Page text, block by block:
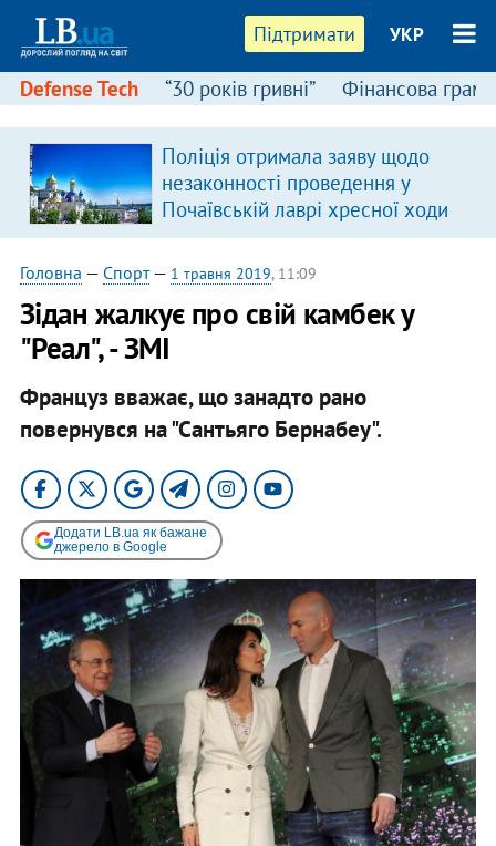
Підтримати УКР
Defense Tech “30 років гривні” Фінансова
Поліція отримала заяву щодо
незаконності проведення у
Почаївській лаврі хресної ходи
Головна — Спорт— 1 травня 2019, 11:09
Зідан жалкує про свій камбек у
"Реал", - ЗМІ
Француз вважає, що занадто рано
повернувся на "Сантьяго Бернабеу".
Додати LB.ua як бажане
джерело в Google